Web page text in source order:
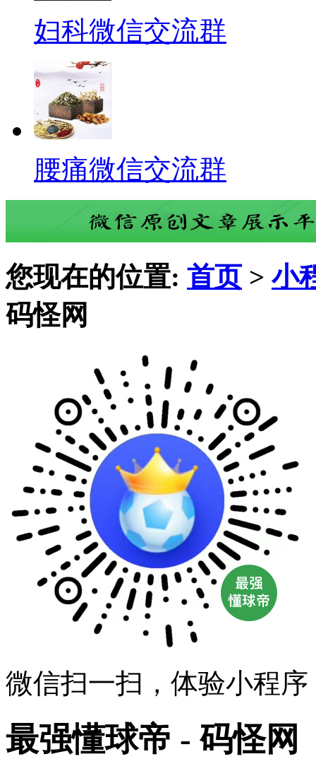
妇科微信交流群
腰痛微信交流群
您现在的位置: 首页 >小
码怪网
微信扫一扫，体验小程序
最强懂球帝 - 码怪网